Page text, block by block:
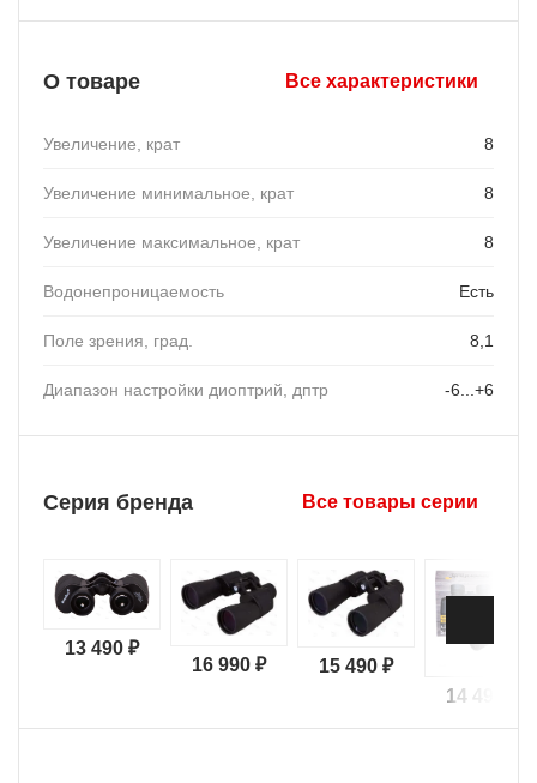
О товаре Все характеристики
Увеличение, крат 8
Увеличение минимальное, крат 8
Увеличение максимальное, крат 8
Водонепроницаемость Есть
Поле зрения, град. 8,1
Диапазон настройки диоптрий, дптр -6...+6
Серия бренда Все товары серии
13 490 ₽
16 990 ₽
15 490 ₽
14 490 ₽